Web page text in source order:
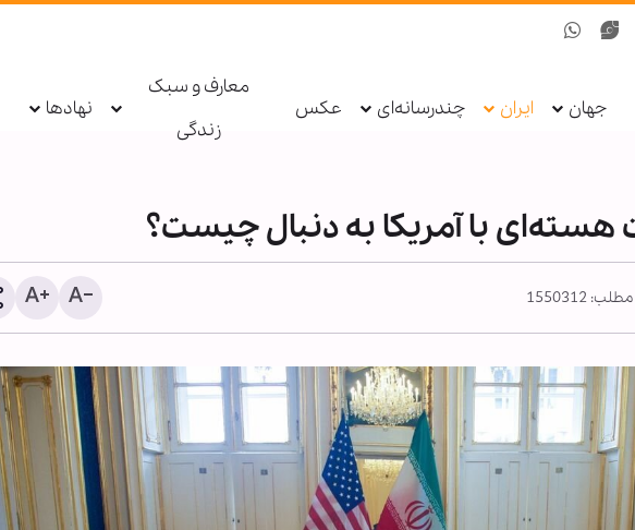
جهان ایران چندرسانه‌ای عکس
معارف و سبک
زندگی
نهادها
هسته‌ای با آمریکا به دنبال چیست؟
1550312
روایت تصویری «هاتف
جلوه‌های وفاداری زائران
ولایت